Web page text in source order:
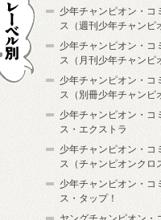
少年チャンピオン・コ
ス（週刊少年チャンピ
少年チャンピオン・コ
ス（月刊少年チャンピ
少年チャンピオン・コ
ス（別冊少年チャンピ
少年チャンピオン・コ
ス・エクストラ
少年チャンピオン・コ
ス（チャンピオンクロ
少年チャンピオン・コ
ス・タップ！